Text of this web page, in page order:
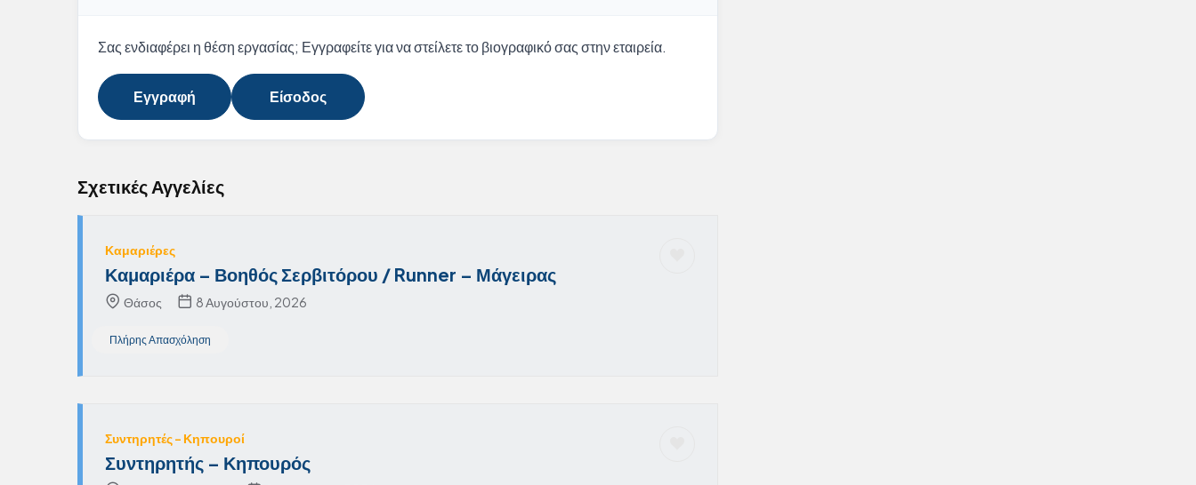
Σας ενδιαφέρει η θέση εργασίας; Εγγραφείτε για να στείλετε το βιογραφικό σας στην εταιρεία.
Εγγραφή Είσοδος
Σχετικές Αγγελίες
Καμαριέρες
Καμαριέρα – Βοηθός Σερβιτόρου / Runner – Μάγειρας
Θάσος 8 Αυγούστου, 2026
Πλήρης Απασχόληση
Συντηρητές – Κηπουροί
Συντηρητής – Κηπουρός